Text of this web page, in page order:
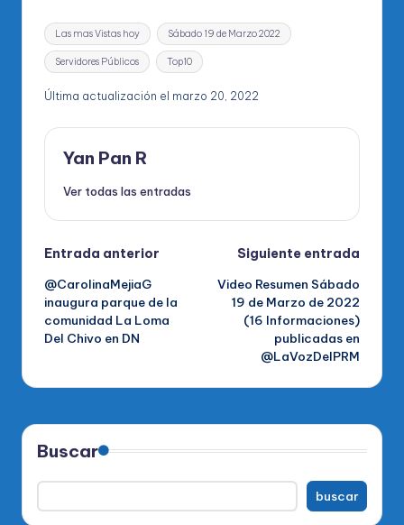
Etiquetas:
Las mas Vistas hoy Sábado 19 de Marzo 2022
Servidores Públicos Top10
Última actualización el marzo 20, 2022
Yan Pan R
Ver todas las entradas
Navegación
de
entradas
Entrada anterior
@CarolinaMejiaG
inaugura parque de la
comunidad La Loma
Del Chivo en DN
Siguiente entrada
Video Resumen Sábado
19 de Marzo de 2022
(16 Informaciones)
publicadas en
@LaVozDelPRM
Buscar
buscar